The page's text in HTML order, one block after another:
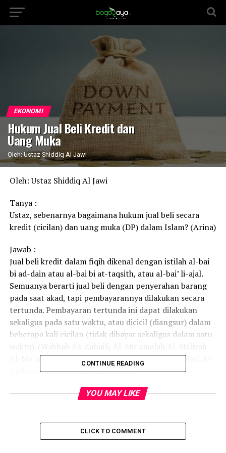
EKONOMI
Hukum Jual Beli Kredit dan
Uang Muka
Oleh: Ustaz Shiddiq Al Jawi
Oleh: Ustaz Shiddiq Al Jawi
Tanya :
Ustaz, sebenarnya bagaimana hukum jual beli secara
kredit (cicilan) dan uang muka (DP) dalam Islam? (Arina)
Jawab :
Jual beli kredit dalam fiqih dikenal dengan istilah al-bai
bi ad-dain atau al-bai bi at-taqsith, atau al-bai’ li-ajal.
Semuanya berarti jual beli dengan penyerahan barang
pada saat akad, tapi pembayarannya dilakukan secara
tertunda. Pembayaran tertunda ini dapat dilakukan
sekaligus pada satu waktu, atau dicicil (diangsur) dalam
beberapa kali cicilan (tidak dibayar sekaligus dalam satu
Al-Mu’ashirah, hlm. 311; Yusuf As-Sabatin, Al-Buyu’ Al-
Qadimah wal Mu’ashirah, hlm. 84).
Dalam jual beli kredit umumnya penjual menetapkan
sepeda motor seharga Rp 10 juta jika dibayar kontan,
dan Rp 12 juta jika dibayar kredit dalam jangka waktu
CONTINUE READING
YOU MAY LIKE
CLICK TO COMMENT